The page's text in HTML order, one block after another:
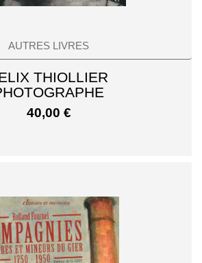
AUTRES LIVRES
THIOLLIER
40,00 €